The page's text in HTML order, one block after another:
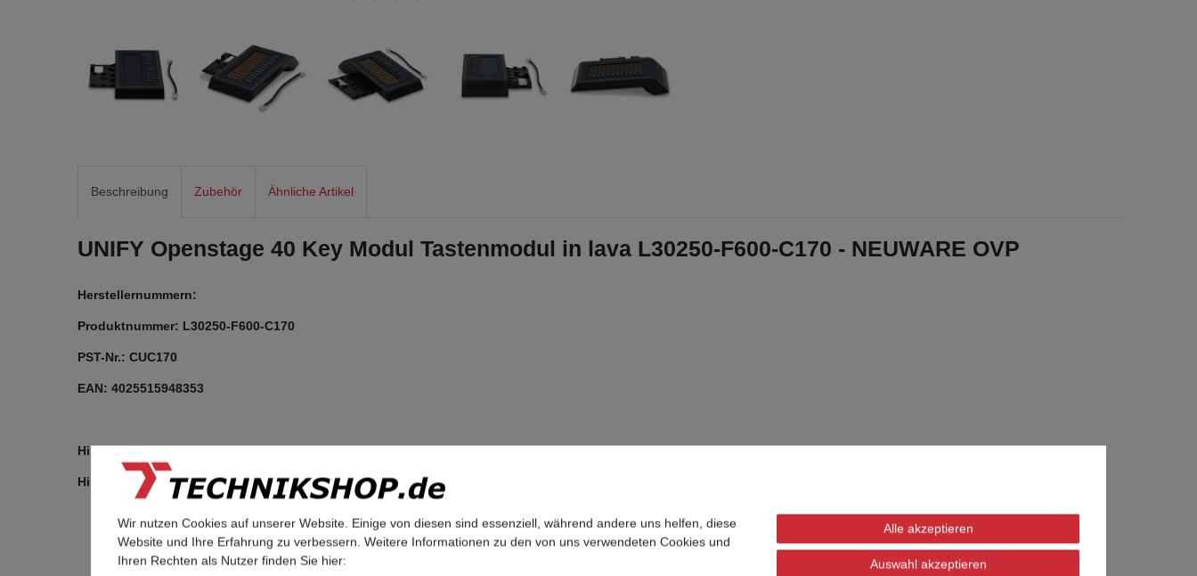
Beschreibung Zubehör Ähnliche Artikel
UNIFY Openstage 40 Key Modul Tastenmodul in lava L30250-F600-C170 - NEUWARE OVP
Herstellernummern:
Produktnummer: L30250-F600-C170
PST-Nr.: CUC170
EAN: 4025515948353
Hinweis: Passt für Siemens Unify Openstage 40 Telefone und baugleiche Telekom Octophon F640 Telefone.
Hinweis: Je nach Verfügbarkeit liefern wir das Modul mit Siemens- oder Unify-Branding. Das Tastenmodul selbst ist jedoch immer dasselbe.
Wir nutzen Cookies auf unserer Website. Einige von diesen sind essenziell, während andere uns helfen, diese
Website und Ihre Erfahrung zu verbessern. Weitere Informationen zu den von uns verwendeten Cookies und
Ihren Rechten als Nutzer finden Sie hier:
Alle akzeptieren
Auswahl akzeptieren